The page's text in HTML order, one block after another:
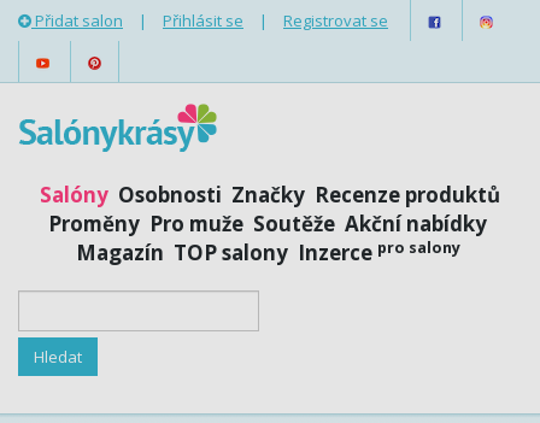
Přidat salon | Přihlásit se | Registrovat se
Salóny Osobnosti Značky Recenze produktů
Proměny Pro muže Soutěže Akční nabídky
Magazín TOP salony Inzerce pro salony